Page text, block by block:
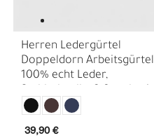
I
Herren Ledergürtel
Doppeldorn Arbeitsgürtel
100% echt Leder,
39,90 €